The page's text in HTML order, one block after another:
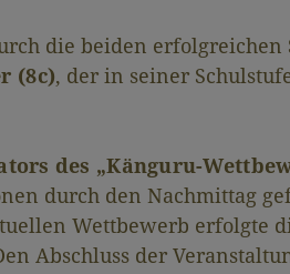
die beiden erfolgreichen
(8c), der in seiner
des „Känguru-
durch den Nachmittag
Wettbewerb erfolgte
Abschluss der